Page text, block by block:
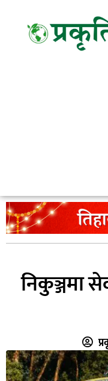
निकुञ्जमा